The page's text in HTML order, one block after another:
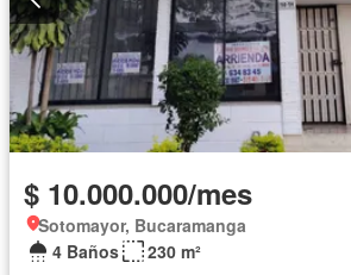
$ 10.000.000/mes
Sotomayor, Bucaramanga
4 Baños
230 m²